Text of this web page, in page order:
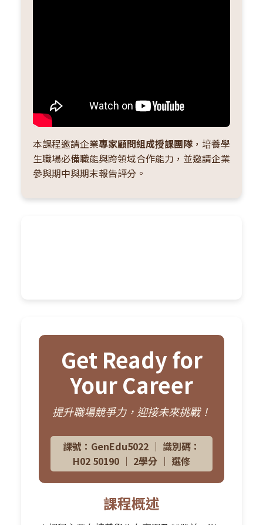
本課程邀請企業專家顧問組成授課團隊，培養學
生職場必備職能與跨領域合作能力，並邀請企業
參與期中與期末報告評分。
Get Ready for
Your Career
提升職場競爭力，迎接未來挑戰！
課號：GenEdu5022 ｜ 識別碼：
H02 50190 ｜ 2學分 ｜ 選修
課程概述